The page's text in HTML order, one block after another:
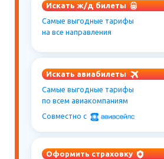
Искать ж/д билеты
Самые выгодные тарифы
на все направления
Искать авиабилеты
Самые выгодные тарифы
по всем авиакомпаниям
Совместно c
Оформить страховку